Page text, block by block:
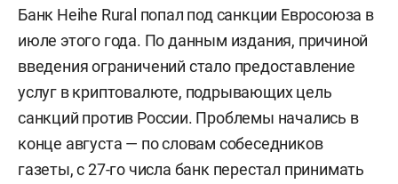
Банк Heihe Rural попал под санкции Евросоюза в
июле этого года. По данным издания, причиной
введения ограничений стало предоставление
услуг в криптовалюте, подрывающих цель
санкций против России. Проблемы начались в
конце августа — по словам собеседников
газеты, с 27-го числа банк перестал принимать